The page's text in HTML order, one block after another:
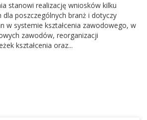
stanowi realizację wniosków kilku
dla poszczególnych branż i dotyczy
w systemie kształcenia zawodowego, w
zawodów, reorganizacji
kształcenia oraz...